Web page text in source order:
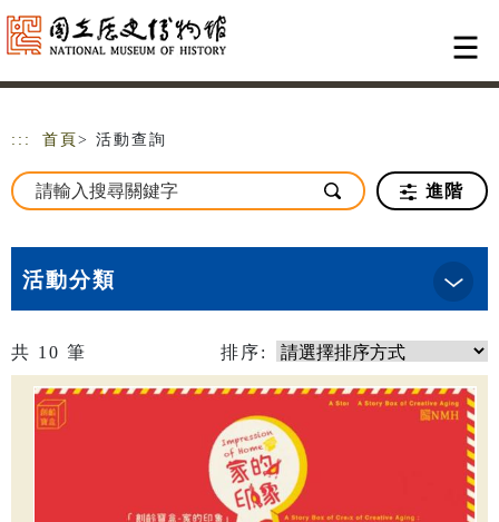
跳到主要內容
網站導覽
::: 首頁 > 活動查詢
進階
活動分類
共 10 筆 排序: